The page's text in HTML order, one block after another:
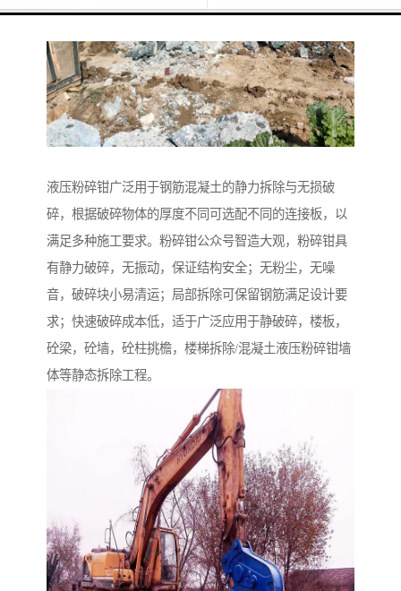
液压粉碎钳广泛用于钢筋混凝土的静力拆除与无损破
碎，根据破碎物体的厚度不同可选配不同的连接板，以
满足多种施工要求。粉碎钳公众号智造大观，粉碎钳具
有静力破碎，无振动，保证结构安全；无粉尘，无噪
音，破碎块小易清运；局部拆除可保留钢筋满足设计要
求；快速破碎成本低，适于广泛应用于静破碎，楼板，
砼梁，砼墙，砼柱挑檐，楼梯拆除/混凝土液压粉碎钳墙
体等静态拆除工程。